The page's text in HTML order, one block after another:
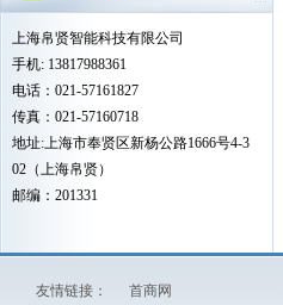
上海帛贤智能科技有限公司
手机: 13817988361
电话：021-57161827
传真：021-57160718
地址:上海市奉贤区新杨公路1666号4-3
02（上海帛贤）
邮编：201331
友情链接： 首商网